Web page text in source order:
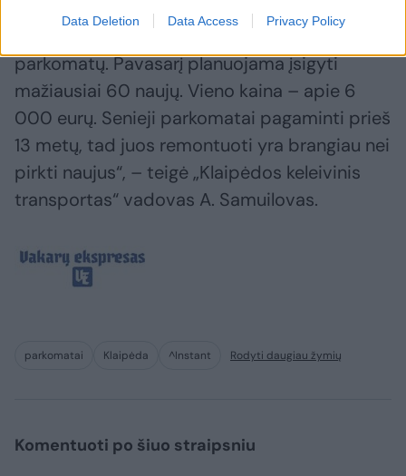
Data Deletion Data Access Privacy Policy
Šiuo metu visoje Klaipėdoje stovi 170
parkomatų. Pavasarį planuojama įsigyti
mažiausiai 60 naujų. Vieno kaina – apie 6
000 eurų. Senieji parkomatai pagaminti prieš
13 metų, tad juos remontuoti yra brangiau nei
pirkti naujus“, – teigė „Klaipėdos keleivinis
transportas“ vadovas A. Samuilovas.
parkomatai Klaipėda ^Instant Rodyti daugiau žymių
Komentuoti po šiuo straipsniu